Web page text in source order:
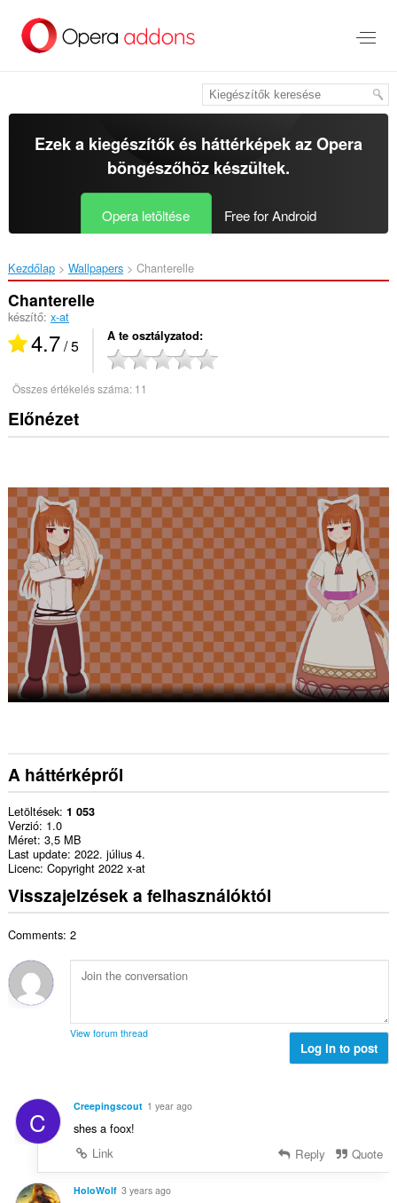
Ezek a kiegészítők és háttérképek azOpera
böngészőhözkészültek.
Opera letöltése Free for Android
Kezdőlap Wallpapers Chanterelle‎
Chanterelle
készítő: x-at
4.7/ 5 A te osztályzatod
Összes értékelés száma: 11
Előnézet
A háttérképről
Letöltések 1 053
Verzió 1.0
Méret 3,5 MB
Last update 2022. július 4.
Licenc Copyright 2022 x-at
Visszajelzések a felhasználóktól
Comments: 2
View forum thread
Log in to post
C Creepingscout 1 year ago
shes a foox!
Link
Reply Quote
HoloWolf 3 years ago